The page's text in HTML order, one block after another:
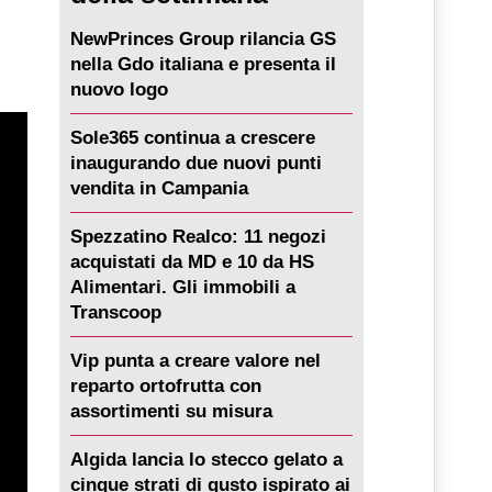
NewPrinces Group rilancia GS
nella Gdo italiana e presenta il
nuovo logo
Sole365 continua a crescere
inaugurando due nuovi punti
vendita in Campania
Spezzatino Realco: 11 negozi
acquistati da MD e 10 da HS
Alimentari. Gli immobili a
Transcoop
Vip punta a creare valore nel
reparto ortofrutta con
assortimenti su misura
Algida lancia lo stecco gelato a
cinque strati di gusto ispirato ai